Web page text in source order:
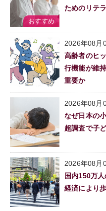
ためのリテ
2026年08月
高齢者のヒ
行機能が維
重要か
2026年08月
なぜ日本の
超調査で子
2026年08月
国内150万
経済により